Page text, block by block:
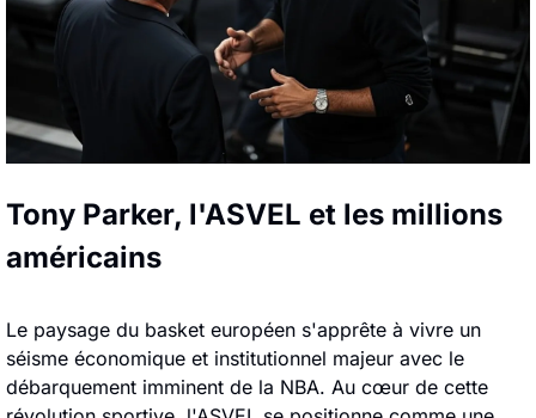
Tony Parker, l'ASVEL et les millions
américains
Le paysage du basket européen s'apprête à vivre un
séisme économique et institutionnel majeur avec le
débarquement imminent de la NBA. Au cœur de cette